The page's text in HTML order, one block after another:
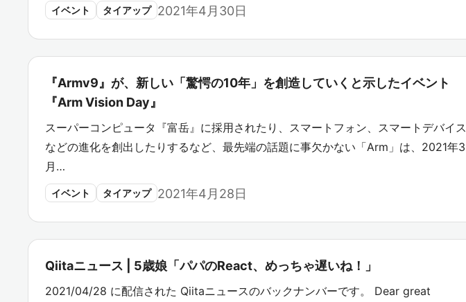
イベント タイアップ 2021年4月30日
『Armv9』が、新しい「驚愕の10年」を創造していくと示したイベント
『Arm Vision Day』
スーパーコンピュータ『富岳』に採用されたり、スマートフォン、スマートデバイス
などの進化を創出したりするなど、最先端の話題に事欠かない「Arm」は、2021年3
月…
イベント タイアップ 2021年4月28日
Qiitaニュース | 5歳娘「パパのReact、めっちゃ遅いね！」
2021/04/28 に配信された Qiitaニュースのバックナンバーです。 Dear great